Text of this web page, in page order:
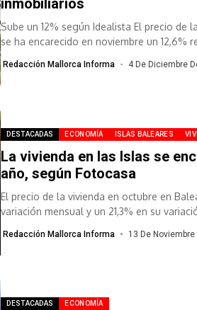
inmobiliarios
Sube un 12% según Idealista El precio de
se ha encarecido en noviembre un 12,6%
Redacción Mallorca Informa 4 De Diciembre
DESTACADAS ECONOMÍA ISLAS BALEARES
La vivienda en las Islas se
año, según Fotocasa
El precio de la vivienda en octubre en
variación mensual y un 21,3% en su
Redacción Mallorca Informa 13 De Noviembre
DESTACADAS ECONOMÍA